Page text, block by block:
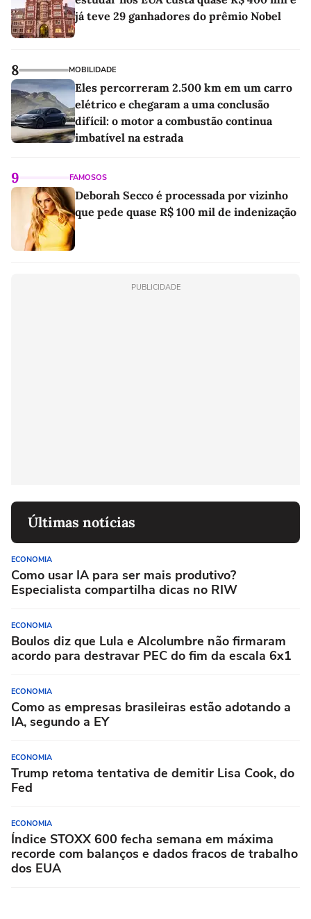
já teve 29 ganhadores do prêmio Nobel
8 MOBILIDADE
Eles percorreram 2.500 km em um carro
elétrico e chegaram a uma conclusão
difícil: o motor a combustão continua
imbatível na estrada
9 FAMOSOS
Deborah Secco é processada por vizinho
que pede quase R$ 100 mil de indenização
PUBLICIDADE
Últimas notícias
ECONOMIA
Como usar IA para ser mais produtivo?
Especialista compartilha dicas no RIW
ECONOMIA
Boulos diz que Lula e Alcolumbre não firmaram
acordo para destravar PEC do fim da escala 6x1
ECONOMIA
Como as empresas brasileiras estão adotando a
IA, segundo a EY
ECONOMIA
Trump retoma tentativa de demitir Lisa Cook, do
Fed
ECONOMIA
Índice STOXX 600 fecha semana em máxima
recorde com balanços e dados fracos de trabalho
dos EUA